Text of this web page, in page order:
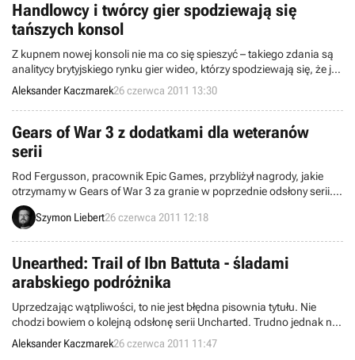
Handlowcy i twórcy gier spodziewają się
tańszych konsol
Z kupnem nowej konsoli nie ma co się spieszyć – takiego zdania są
analitycy brytyjskiego rynku gier wideo, którzy spodziewają się, że już
we wrześniu ceny urządzeń mogą znacząco spaść. Według ustaleń
serwisu MCV, taką obniżkę szykuje już koncern Sony. Cena konsoli
PlayStation 3 może spaść do poziomu 199,99 lub nawet 179,99
funtów.
Aleksander Kaczmarek26 czerwca 2011 13:30
Gears of War 3 z dodatkami dla weteranów
serii
Rod Fergusson, pracownik Epic Games, przybliżył nagrody, jakie
otrzymamy w Gears of War 3 za granie w poprzednie odsłony serii.
Weterani, którzy wzięli udział w przygodach Marcusa Fenix’a na
pececie lub Xboksie 360 mogą liczyć na skórki dla kilku typów broni.
Szymon Liebert26 czerwca 2011 12:18
Unearthed: Trail of Ibn Battuta - śladami
arabskiego podróżnika
Uprzedzając wątpliwości, to nie jest błędna pisownia tytułu. Nie
chodzi bowiem o kolejną odsłonę serii Uncharted. Trudno jednak nie
odnieść wrażenia, że Unearthed: Trail of Ibn Battuta ma być
bliskowschodnią odpowiedzią na popularność przygód Nathana
Aleksander Kaczmarek26 czerwca 2011 11:47